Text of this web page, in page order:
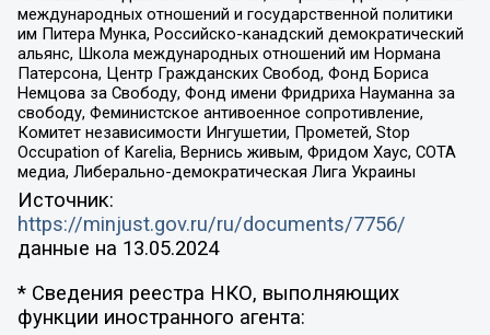
международных отношений и государственной политики
им Питера Мунка, Российско-канадский демократический
альянс, Школа международных отношений им Нормана
Патерсона, Центр Гражданских Свобод, Фонд Бориса
Немцова за Свободу, Фонд имени Фридриха Науманна за
свободу, Феминистское антивоенное сопротивление,
Комитет независимости Ингушетии, Прометей, Stop
Occupation of Karelia, Вернись живым, Фридом Хаус, СОТА
медиа, Либерально-демократическая Лига Украины
Источник:
https://minjust.gov.ru/ru/documents/7756/
данные на 13.05.2024
* Сведения реестра НКО, выполняющих
функции иностранного агента: